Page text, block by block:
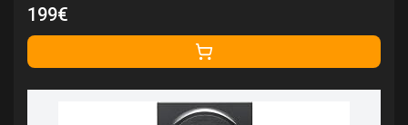
Bluetooth 5.3 avec Basses Réglables, Poseidon D60
199€